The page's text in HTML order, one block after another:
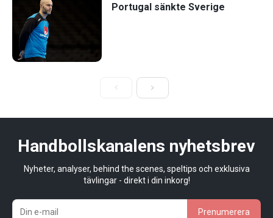
Portugal sänkte Sverige
Handbollskanalens nyhetsbrev
Nyheter, analyser, behind the scenes, speltips och exklusiva
tävlingar - direkt i din inkorg!
Prenumerera